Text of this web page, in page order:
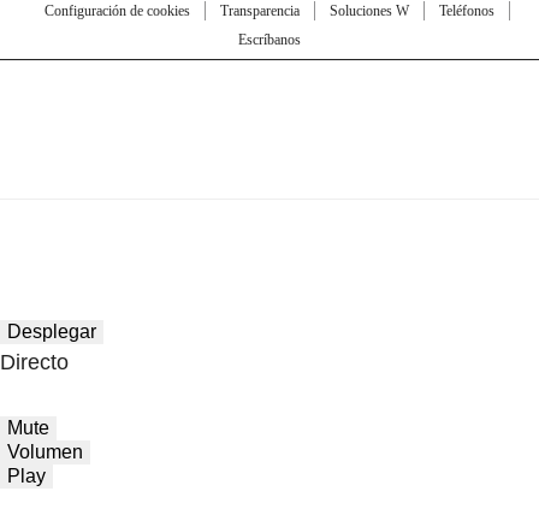
Configuración de cookies
Transparencia Soluciones W
Teléfonos
Escríbanos
Desplegar
Directo
Mute
Volumen
Play